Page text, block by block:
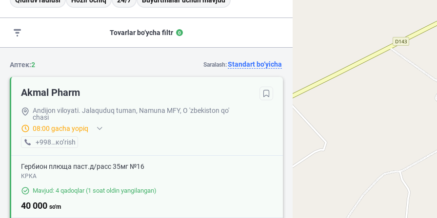
Tovarlar bo‘ycha filtr 0
Аптек:2 Saralash:Standart bo‘yicha
Akmal Pharm
Andijon viloyati. Jalaquduq tuman, Namuna MFY, O 'zbekiston qo'
chasi
08:00 gacha yopiq
+998 (90) XXX-XX-XX
кo’rish
Гербион плюща паст.д/расс 35мг №16
КРКА
Mavjud: 4 qadoqlar(1 soat oldin yangilangan)
40 000 so'm